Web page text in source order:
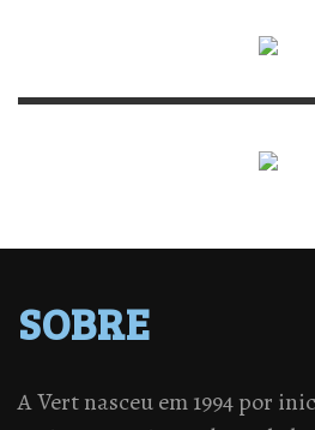
SOBRE
A Vert nasceu em 1994 por